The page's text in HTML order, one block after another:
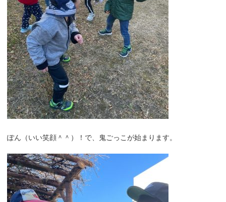
ぽん（いい笑顔＾＾）！で、鬼ごっこが始まります。